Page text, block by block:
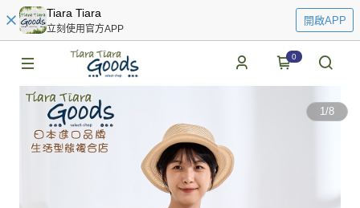
Tiara Tiara
立刻使用官方APP
開啟APP
0
1/8